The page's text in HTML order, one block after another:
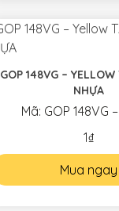
GOP 148VG – YELLOW
NHỰA
Mã: GOP 148VG
1₫
Mua ngay